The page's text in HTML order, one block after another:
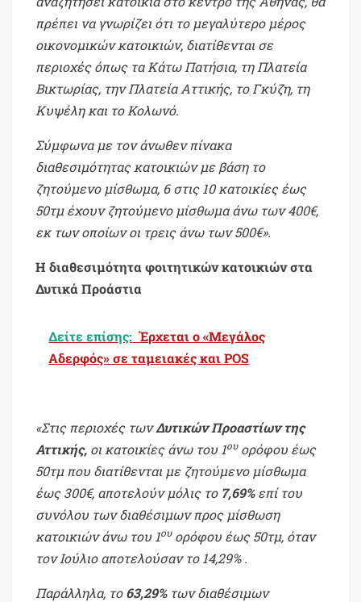
πρέπει να γνωρίζει ότι το μεγαλύτερο μέρος
οικονομικών κατοικιών, διατίθενται σε
περιοχές όπως τα Κάτω Πατήσια, τη Πλατεία
Βικτωρίας, την Πλατεία Αττικής, το Γκύζη, τη
Κυψέλη και το Κολωνό.
Σύμφωνα με τον άνωθεν πίνακα
διαθεσιμότητας κατοικιών με βάση το
ζητούμενο μίσθωμα, 6 στις 10 κατοικίες έως
50τμ έχουν ζητούμενο μίσθωμα άνω των 400€,
εκ των οποίων οι τρεις άνω των 500€».
Η διαθεσιμότητα φοιτητικών κατοικιών στα
Δυτικά Προάστια
Δείτε επίσης: Έρχεται ο «Μεγάλος
Αδερφός» σε ταμειακές και POS
«Στις περιοχές τωνΔυτικών Προαστίων της
Αττικής, οι κατοικίες άνω του 1ουορόφου έως
50τμ που διατίθενται με ζητούμενο μίσθωμα
έως 300€, αποτελούν μόλις το 7,69%επί του
συνόλου των διαθέσιμων προς μίσθωση
κατοικιών άνω του 1ουορόφου έως 50τμ, όταν
τον Ιούλιο αποτελούσαν το 14,29% .
Παράλληλα, το63,29%των διαθέσιμων